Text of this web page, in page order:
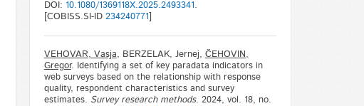
DOI: 10.1080/1369118X.2025.2493341 .
[COBISS.SI-ID 234240771
VEHOVAR, Vasja, BERZELAK, Jernej, ČEHOVIN,
Gregor. Identifying a set of key paradata indicators in
web surveys based on the relationship with response
quality, respondent characteristics and survey
estimates. Survey research methods. 2024, vol. 18, no.